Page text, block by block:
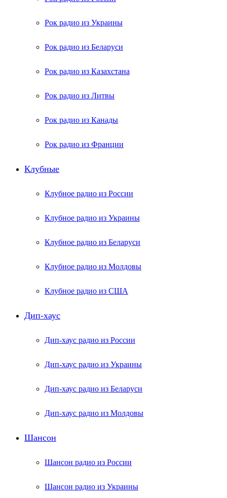
Рок радио из Украины
Рок радио из Беларуси
Рок радио из Казахстана
Рок радио из Литвы
Рок радио из Канады
Рок радио из Франции
Клубные
Клубное радио из России
Клубное радио из Украины
Клубное радио из Беларуси
Клубное радио из Молдовы
Клубное радио из США
Дип-хаус
Дип-хаус радио из России
Дип-хаус радио из Украины
Дип-хаус радио из Беларуси
Дип-хаус радио из Молдовы
Шансон
Шансон радио из России
Шансон радио из Украины